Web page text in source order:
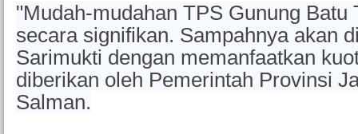
"Mudah-mudahan TPS Gunung Batu
secara signifikan. Sampahnya akan
Sarimukti dengan memanfaatkan
diberikan oleh Pemerintah Provinsi
Salman.